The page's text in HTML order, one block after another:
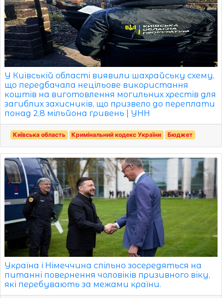
У Київській області виявили шахрайську схему,
що передбачала нецільове використання
коштів на виготовлення могильних хрестів для
загиблих захисників, що призвело до переплати
понад 2,8 мільйона гривень | УНН
Київська область Кримінальний кодекс України Бюджет
Україна і Німеччина спільно зосередяться на
питанні повернення чоловіків призивного віку,
які перебувають за межами країни.